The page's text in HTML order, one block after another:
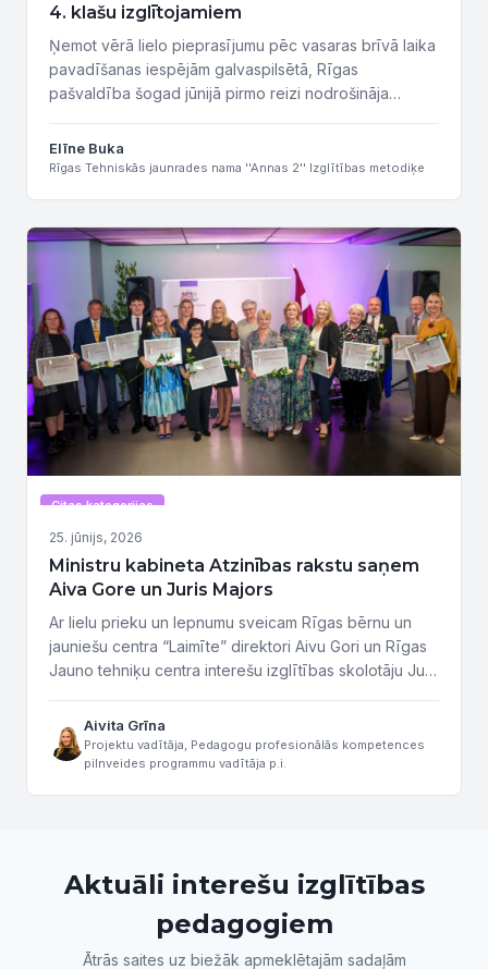
4. klašu izglītojamiem
Ņemot vērā lielo pieprasījumu pēc vasaras brīvā laika
pavadīšanas iespējām galvaspilsētā, Rīgas
pašvaldība šogad jūnijā pirmo reizi nodrošināja
pašvaldības skolās un interešu izglītības iestādēs.
Viens no šī pilotprojekta dalībniekiem bija arī Rīgas
Elīne Buka
Rīgas Tehniskās jaunrades nama ''Annas 2'' Izglītības metodiķe
Citas kategorijas
25. jūnijs, 2026
Ministru kabineta Atzinības rakstu saņem
Aiva Gore un Juris Majors
Ar lielu prieku un lepnumu sveicam Rīgas bērnu un
jauniešu centra “Laimīte” direktori Aivu Gori un Rīgas
Jauno tehniķu centra interešu izglītības skolotāju Juri
rakstu par savu nozīmīgo ieguldījumu izglītības un
interešu izglītības attīstībā. Aiva Gore saņēmusi
Ministru kabineta Atzinības rakstu par nozīmīgu
Aivita Grīna
Projektu vadītāja, Pedagogu profesionālās kompetences
pilnveides programmu vadītāja p.i.
Aktuāli interešu izglītības
pedagogiem
Ātrās saites uz biežāk apmeklētajām sadaļām